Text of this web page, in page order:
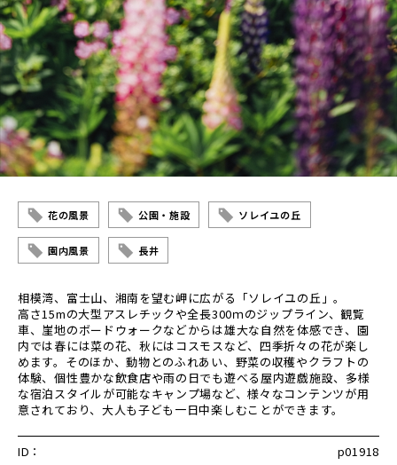
花の風景 公園・施設 ソレイユの丘
園内風景 長井
相模湾、富士山、湘南を望む岬に広がる「ソレイユの丘」。
高さ15mの大型アスレチックや全長300ｍのジップライン、観覧
車、崖地のボードウォークなどからは雄大な自然を体感でき、園
内では春には菜の花、秋にはコスモスなど、四季折々の花が楽し
めます。そのほか、動物とのふれあい、野菜の収穫やクラフトの
体験、個性豊かな飲食店や雨の日でも遊べる屋内遊戯施設、多様
な宿泊スタイルが可能なキャンプ場など、様々なコンテンツが用
意されており、大人も子ども一日中楽しむことができます。
ID：
p01918